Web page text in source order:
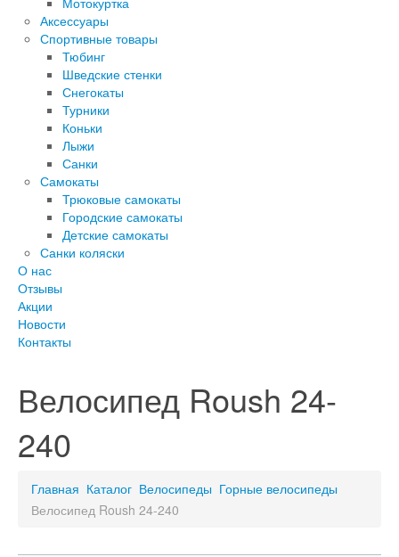
Аксессуары
Спортивные товары
Тюбинг
Шведские стенки
Снегокаты
Турники
Коньки
Лыжи
Санки
Самокаты
Трюковые самокаты
Городские самокаты
Детские самокаты
Санки коляски
О нас
Отзывы
Акции
Новости
Контакты
Велосипед Roush 24-
240
Главная Каталог Велосипеды Горные велосипеды
Велосипед Roush 24-240